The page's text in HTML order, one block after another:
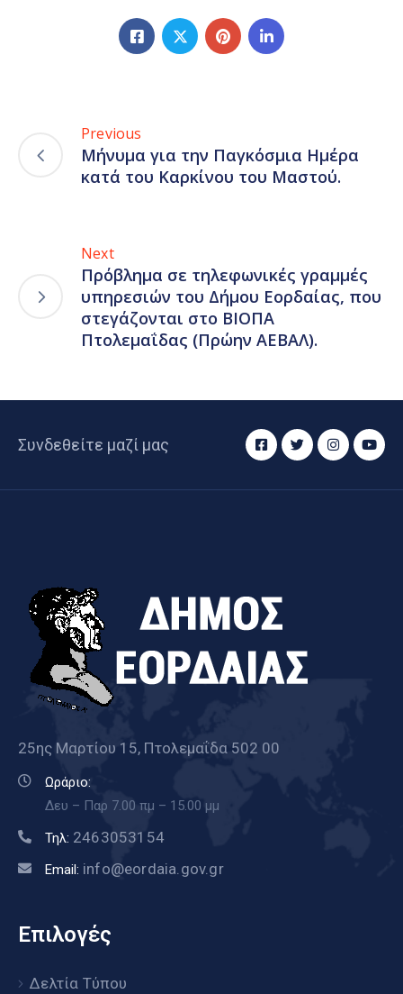
Previous
Μήνυμα για την Παγκόσμια Ημέρα
κατά του Καρκίνου του Μαστού.
Next
Πρόβλημα σε τηλεφωνικές γραμμές
υπηρεσιών του Δήμου Εορδαίας, που
στεγάζονται στο ΒΙΟΠΑ
Πτολεμαΐδας (Πρώην ΑΕΒΑΛ).
Συνδεθείτε μαζί μας
25ης Μαρτίου 15, Πτολεμαΐδα 502 00
Ωράριο:
Δευ – Παρ 7.00 πμ – 15.00 μμ
Τηλ: 2463053154
Email: info@eordaia.gov.gr
Επιλογές
Δελτία Τύπου